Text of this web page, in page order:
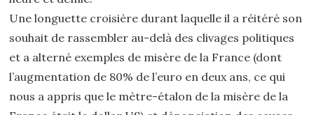
Une longuette croisière durant laquelle il a réitéré son
souhait de rassembler au-delà des clivages politiques
et a alterné exemples de misère de la France (dont
l’augmentation de 80% de l’euro en deux ans, ce qui
nous a appris que le mètre-étalon de la misère de la